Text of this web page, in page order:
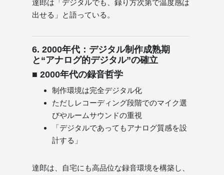
達郎は「デジタルでも、録り方次第で温度感は
出せる」と語っている。
6. 2000年代：デジタル制作成熟期
と“アナログ的デジタル”の確立
■ 2000年代の録音哲学
制作環境は完全デジタル化
ただしレコーディング段階でのマイク選
びやルームサウンドの重視
「デジタルであってもアナログ質感を設
計する」
達郎は、自宅にも高品位な録音環境を構築し、